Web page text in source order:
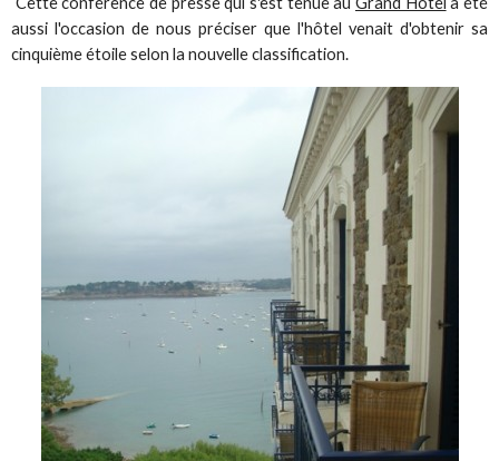
aussi l'occasion de nous préciser que l'hôtel venait d'obtenir sa
cinquième étoile selon la nouvelle classification.